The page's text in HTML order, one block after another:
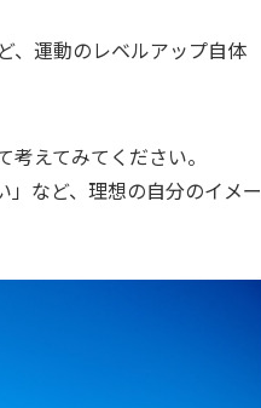
運動のレベルアップ自体
えてみてください。
など、理想の自分のイメー